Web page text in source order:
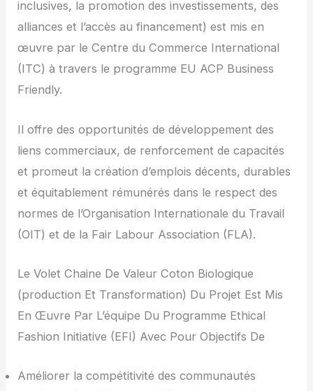
inclusives, la promotion des investissements, des
alliances et l’accès au financement) est mis en
œuvre par le Centre du Commerce International
(ITC) à travers le programme EU ACP Business
Friendly.
Il offre des opportunités de développement des
liens commerciaux, de renforcement de capacités
et promeut la création d’emplois décents, durables
et équitablement rémunérés dans le respect des
normes de l’Organisation Internationale du Travail
(OIT) et de la Fair Labour Association (FLA).
Le Volet Chaine De Valeur Coton Biologique
(production Et Transformation) Du Projet Est Mis
En Œuvre Par L’équipe Du Programme Ethical
Fashion Initiative (EFI) Avec Pour Objectifs De
Améliorer la compétitivité des communautés